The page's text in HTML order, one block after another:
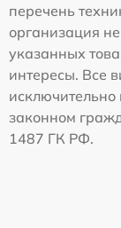
перечень
организация
указанных
интересы. Все
исключительно
законном
1487 ГК РФ.